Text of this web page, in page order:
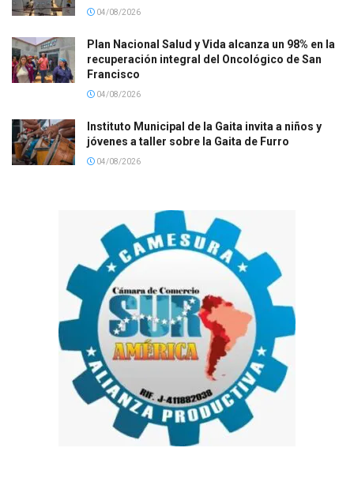
04/08/2026
Plan Nacional Salud y Vida alcanza un 98% en la
recuperación integral del Oncológico de San
Francisco
04/08/2026
Instituto Municipal de la Gaita invita a niños y
jóvenes a taller sobre la Gaita de Furro
04/08/2026